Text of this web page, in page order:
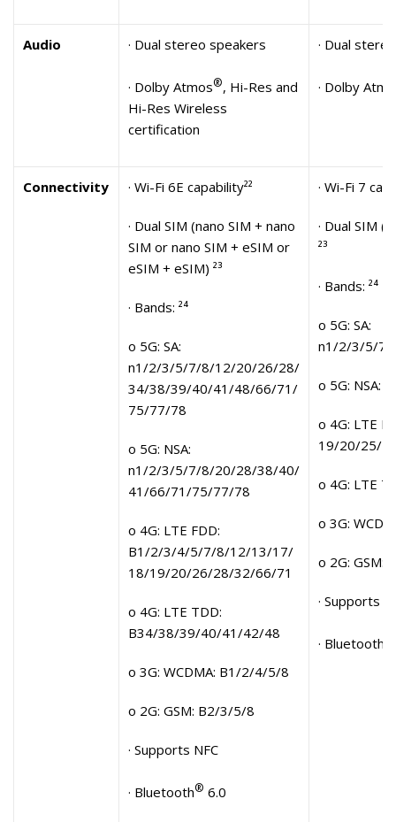
Audio · Dual stereo speakers
· Dolby Atmos®, Hi-Res and
Hi-Res Wireless
certification
· Dual
· Dolby
Connectivity · Wi-Fi 6E capability²²
· Dual SIM (nano SIM + nano
SIM or nano SIM + eSIM or
eSIM + eSIM) ²³
· Bands: ²⁴
o 5G: SA:
n1/2/3/5/7/8/12/20/26/28/
34/38/39/40/41/48/66/71/
75/77/78
o 5G: NSA:
n1/2/3/5/7/8/20/28/38/40/
41/66/71/75/77/78
o 4G: LTE FDD:
B1/2/3/4/5/7/8/12/13/17/
18/19/20/26/28/32/66/71
o 4G: LTE TDD:
B34/38/39/40/41/42/48
o 3G: WCDMA: B1/2/4/5/8
o 2G: GSM: B2/3/5/8
· Supports NFC
· Bluetooth® 6.0
· Wi-Fi 7
· Dual SIM
²³
· Bands: ²⁴
o 5G: SA:
n1/2/3/5/7/
o 5G:
o 4G: LTE
19/20/25/
o 4G: LTE
o 3G:
o 2G: GSM:
· Supports
· Bluetooth